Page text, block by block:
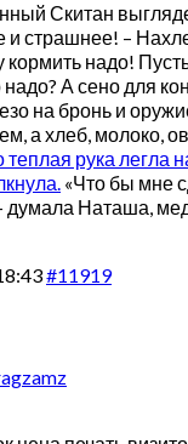
Скитан
и страшнее! –
кормить надо!
А сено для
на бронь и
а хлеб, молоко,
теплая рука легла
«Что бы мне
думала Наташа,
#11919